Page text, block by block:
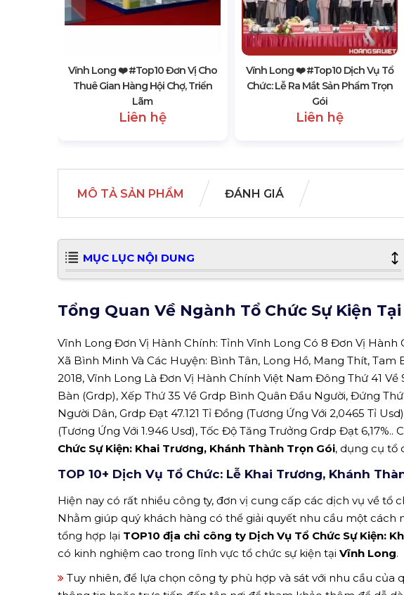
Vĩnh Long ❤️️ #top10 Đơn Vị Cho
Thuê Gian Hàng Hội Chợ, Triển
Lãm
Liên hệ
Vĩnh Long ❤️️ #top10 Dịch Vụ Tổ
Chức: Lễ Ra Mắt Sản Phẩm Trọn
Gói
Liên hệ
MÔ TẢ SẢN PHẨM ĐÁNH GIÁ
MỤC LỤC NỘI DUNG
Tổng Quan Về Ngành Tổ Chức Sự Kiện
Vĩnh Long Đơn Vị Hành Chính: Tỉnh Vĩnh Long Có 8 Đơn Vị Hành
Xã Bình Minh Và Các Huyện: Bình Tân, Long Hồ, Mang Thít,
2018, Vĩnh Long Là Đơn Vị Hành Chính Việt Nam Đông Thứ 41
Bàn (Grdp), Xếp Thứ 35 Về Grdp Bình Quân Đầu Người, Đứng
Người Dân, Grdp Đạt 47.121 Tỉ Đồng (Tương Ứng Với 2,0465 Tỉ
(Tương Ứng Với 1.946 Usd), Tốc Độ Tăng Trưởng Grdp Đạt 6,17%..
Chức Sự Kiện: Khai Trương, Khánh Thành Trọn Gói, dụng cụ tổ
TOP 10+ Dịch Vụ Tổ Chức: Lễ Khai Trương, Khánh
Hiện nay có rất nhiều công ty, đơn vị cung cấp các dịch vụ về tổ
Nhằm giúp quý khách hàng có thể giải quyết nhu cầu một cách
tổng hợp lại TOP10 địa chỉ công ty Dịch Vụ Tổ Chức Sự Kiện:
có kinh nghiệm cao trong lĩnh vực tổ chức sự kiện tại Vĩnh Long.
Tuy nhiên, để lựa chọn công ty phù hợp và sát với nhu cầu